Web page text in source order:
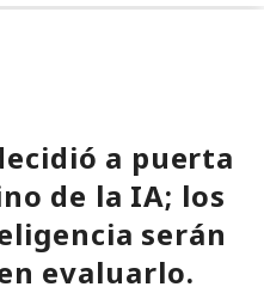
a puerta
de la IA; los
serán
evaluarlo.